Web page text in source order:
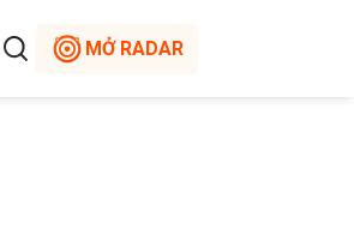
MỞ RADAR